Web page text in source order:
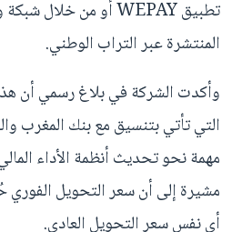
المنتشرة عبر التراب الوطني.
وأكدت الشركة في بلاغ رسمي أن
مهمة نحو تحديث أنظمة الأداء
أي نفس سعر التحويل العادي.